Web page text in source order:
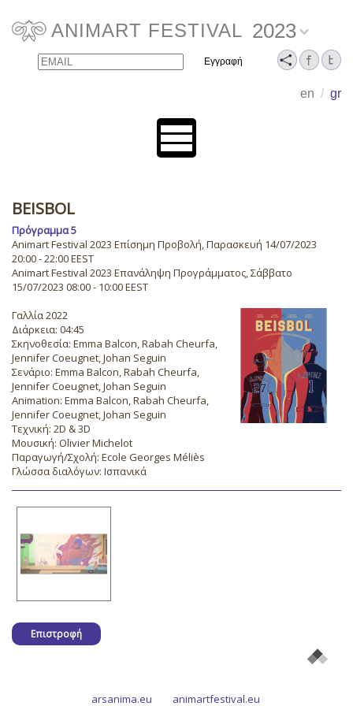
ANIMART FESTIVAL 2023
en / gr
Email Name
BEISBOL
Πρόγραμμα 5
Animart Festival 2023 Επίσημη Προβολή, Παρασκευή 14/07/2023
20:00 - 22:00 EEST
Animart Festival 2023 Επανάληψη Προγράμματος, Σάββατο
15/07/2023 08:00 - 10:00 EEST
Γαλλία 2022
Διάρκεια: 04:45
Σκηνοθεσία: Emma Balcon, Rabah Cheurfa,
Jennifer Coeugnet, Johan Seguin
Σενάριο: Emma Balcon, Rabah Cheurfa,
Jennifer Coeugnet, Johan Seguin
Animation: Emma Balcon, Rabah Cheurfa,
Jennifer Coeugnet, Johan Seguin
Τεχνική: 2D & 3D
Μουσική: Olivier Michelot
Παραγωγή/Σχολή: Ecole Georges Méliès
Γλώσσα διαλόγων: Ισπανικά
Επιστροφή
arsanima.eu animartfestival.eu